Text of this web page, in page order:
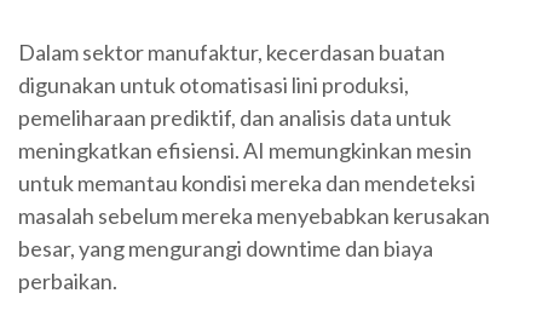
Dalam sektor manufaktur, kecerdasan buatan
digunakan untuk otomatisasi lini produksi,
pemeliharaan prediktif, dan analisis data untuk
meningkatkan efisiensi. AI memungkinkan mesin
untuk memantau kondisi mereka dan mendeteksi
masalah sebelum mereka menyebabkan kerusakan
besar, yang mengurangi downtime dan biaya
perbaikan.